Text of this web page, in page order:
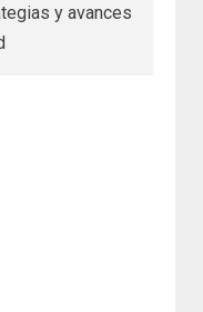
y avances